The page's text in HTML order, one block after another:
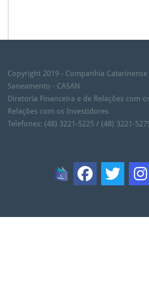
Copyright 2019 - Companhia Catarinense
Saneamento - CASAN
Diretoria Financeira e de Relações com
Relações com os Investidores
Telefones: (48) 3221-5225 / (48) 3221-